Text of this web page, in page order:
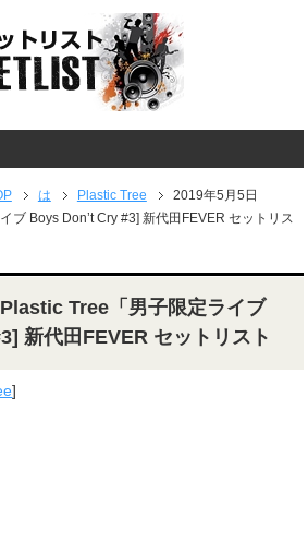
は Plastic Tree
2019年5月5日
ブ Boys Don’t Cry #3] 新代田FEVER セットリス
Tree「男子限定ライブ
新代田FEVER セットリスト
]